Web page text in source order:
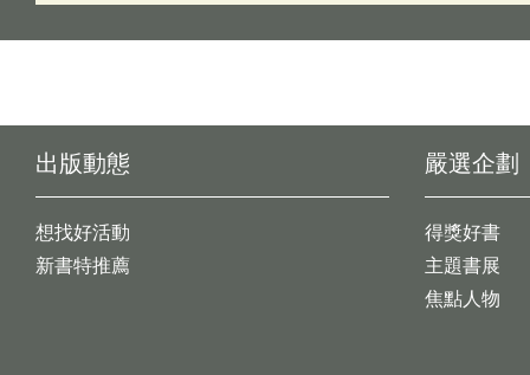
出版動態
想找好活動
新書特推薦
嚴選企劃
得獎好書
主題書展
焦點人物